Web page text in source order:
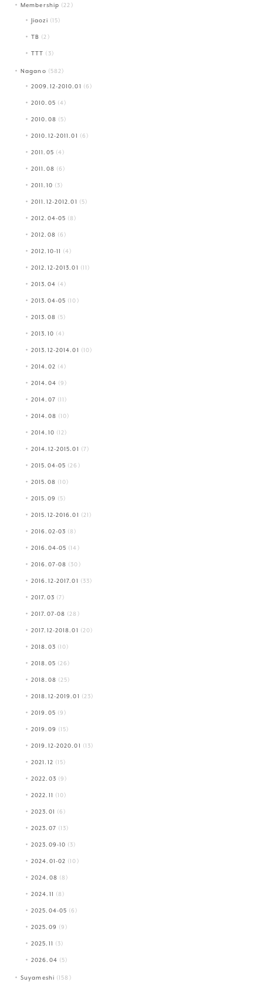
Membership (22)
Jiaozi (15)
TB (2)
TTT (3)
Nagano (582)
2009.12-2010.01 (6)
2010.05 (4)
2010.08 (5)
2010.12-2011.01 (6)
2011.05 (4)
2011.08 (6)
2011.10 (3)
2011.12-2012.01 (5)
2012.04-05 (8)
2012.08 (6)
2012.10-11 (4)
2012.12-2013.01 (11)
2013.04 (4)
2013.04-05 (10)
2013.08 (5)
2013.10 (4)
2013.12-2014.01 (10)
2014.02 (4)
2014.04 (9)
2014.07 (11)
2014.08 (10)
2014.10 (12)
2014.12-2015.01 (7)
2015.04-05 (26)
2015.08 (10)
2015.09 (5)
2015.12-2016.01 (21)
2016.02-03 (8)
2016.04-05 (14)
2016.07-08 (30)
2016.12-2017.01 (33)
2017.03 (7)
2017.07-08 (28)
2017.12-2018.01 (20)
2018.03 (10)
2018.05 (26)
2018.08 (25)
2018.12-2019.01 (23)
2019.05 (9)
2019.09 (15)
2019.12-2020.01 (13)
2021.12 (15)
2022.03 (9)
2022.11 (10)
2023.01 (6)
2023.07 (13)
2023.09-10 (3)
2024.01-02 (10)
2024.08 (8)
2024.11 (8)
2025.04-05 (6)
2025.09 (9)
2025.11 (3)
2026.04 (5)
Suyameshi (158)